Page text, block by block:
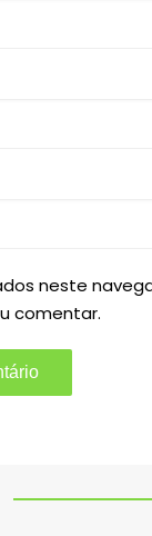
neste
comentar.